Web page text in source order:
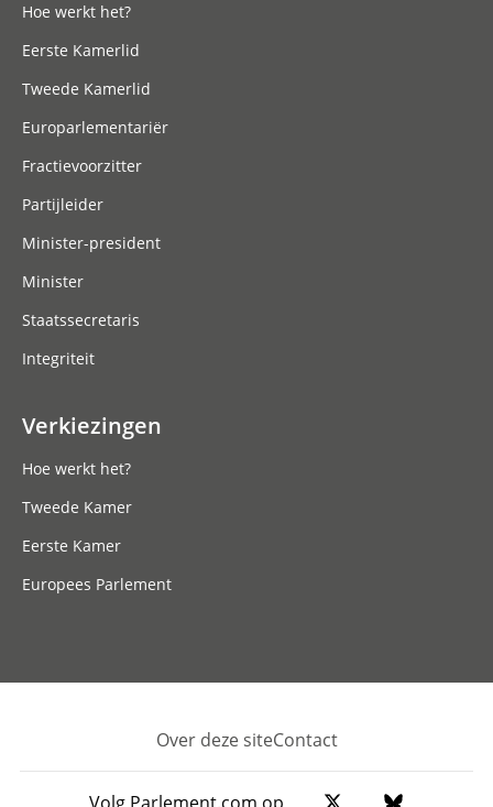
Hoe werkt het?
Eerste Kamerlid
Tweede Kamerlid
Europarlementariër
Fractievoorzitter
Partijleider
Minister-president
Minister
Staatssecretaris
Integriteit
Verkiezingen
Hoe werkt het?
Tweede Kamer
Eerste Kamer
Europees Parlement
Footer
Over deze siteContact